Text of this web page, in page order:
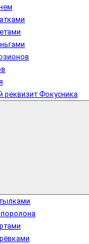
Фокусника
поролона